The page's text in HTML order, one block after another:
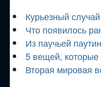
Курьезный
Что появилось
Из паучьей
5 вещей, которые
Вторая мировая